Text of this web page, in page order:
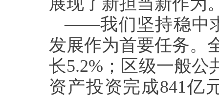
——我们坚持稳中
发展作为首要任务。
长5.2%；区级一般公
资产投资完成841亿